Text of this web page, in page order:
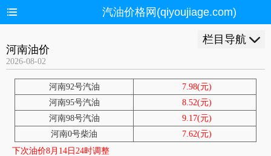
汽油价格网(qiyoujiage.com)
栏目导航
河南油价
2026-08-02
河南92号汽油
7.98(元)
河南95号汽油
8.52(元)
河南98号汽油
9.17(元)
河南0号柴油
7.62(元)
下次油价8月14日24时调整